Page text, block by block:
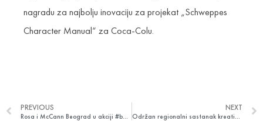
nagradu za najbolju inovaciju za projekat „Schweppes
Character Manual“ za Coca-Colu.
PREVIOUS
Rosa i McCann Beograd u akciji #bebabiragde – podrška dojenju u javnosti
NEXT
Održan regionalni sastanak kreativnih direktora McCann agencija jugoistočne Europe